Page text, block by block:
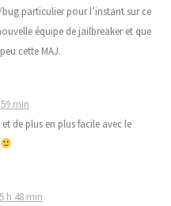
particulier pour l’instant sur ce
équipe de jailbreaker et que
cette MAJ.
min
de plus en plus facile avec le
h 48 min